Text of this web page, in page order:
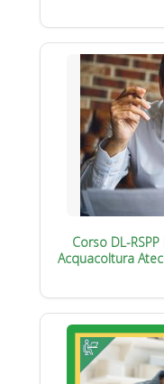
Corso DL-
Acquacoltura